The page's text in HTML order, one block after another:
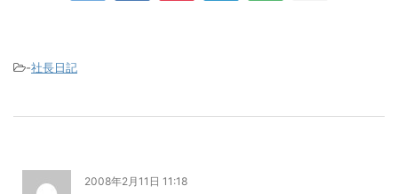
-社長日記
2008年2月11日 11:18